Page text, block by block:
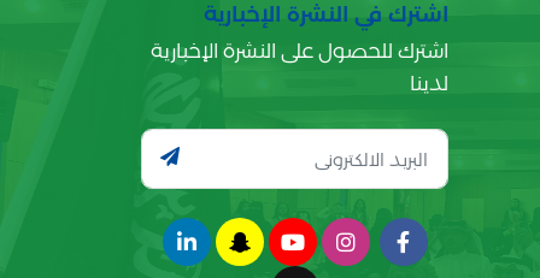
اشترك في النشرة الإخبارية
اشترك للحصول على النشرة الإخبارية
لدينا